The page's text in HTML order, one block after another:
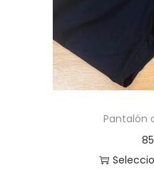
Pantalón